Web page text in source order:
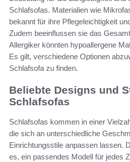
Schlafsofas. Materialien wie
bekannt für ihre Pflegeleichtigkeit
Zudem beeinflussen sie das
Allergiker könnten hypoallergene
Es gilt, verschiedene Optionen
Schlafsofa zu finden.
Beliebte Designs und
Schlafsofas
Schlafsofas kommen in einer
die sich an unterschiedliche
Einrichtungsstile anpassen lassen.
es, ein passendes Modell für jedes